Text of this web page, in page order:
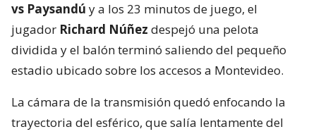
vs Paysandú y a los 23 minutos de juego, el
jugador Richard Núñez despejó una pelota
dividida y el balón terminó saliendo del pequeño
estadio ubicado sobre los accesos a Montevideo.
La cámara de la transmisión quedó enfocando la
trayectoria del esférico, que salía lentamente del